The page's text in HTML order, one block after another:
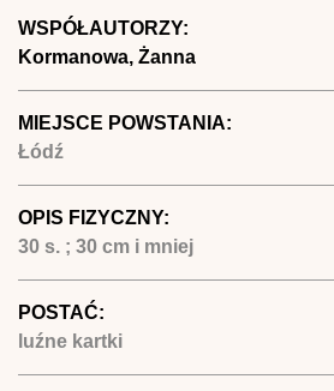
WSPÓŁAUTORZY:
Kormanowa, Żanna
MIEJSCE POWSTANIA:
Łódź
OPIS FIZYCZNY:
30 s. ; 30 cm i mniej
POSTAĆ:
luźne kartki